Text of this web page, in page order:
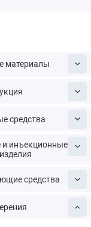
материалы
средства
инъекционные
средства